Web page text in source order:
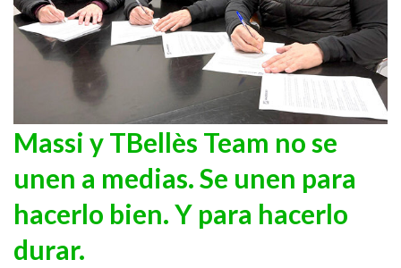
Massi y TBellès Team no se
unen a medias. Se unen para
hacerlo bien. Y para hacerlo
durar.